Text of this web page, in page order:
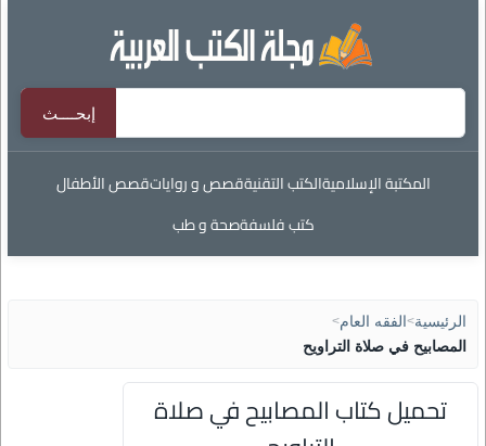
المكتبة الإسلاميةالكتب التقنيةقصص و رواياتقصص الأطفال
كتب فلسفةصحة و طب
الرئيسية> الفقه العام>
المصابيح في صلاة التراويح
تحميل كتاب المصابيح في صلاة